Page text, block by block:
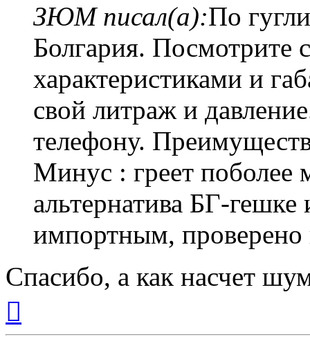
ЗЮМ писал(а):По
Болгария. Посмотрите
характеристиками и
свой литраж и
телефону.
Минус : греет
альтернатива БГ-
импортным, проверено
Спасибо, а как насчет
началу